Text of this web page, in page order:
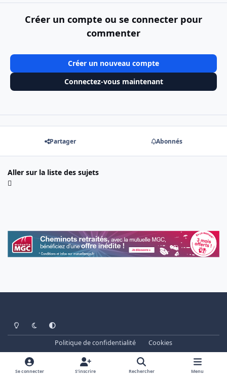
Créer un compte ou se connecter pour
commenter
Créer un nouveau compte
Connectez-vous maintenant
Partager Abonnés
Aller sur la liste des sujets
Light ModeDark ModeSystem Preference
Politique de confidentialité
Cookies
www.cheminots.net - Forum Libre depuis 2003
Powered by
Invision Community
Se connecter S’inscrire Rechercher Menu